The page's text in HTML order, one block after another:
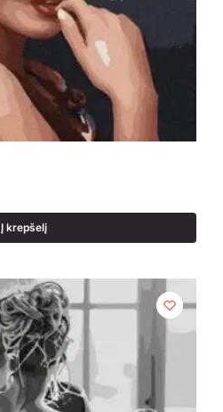
Į krepšelį